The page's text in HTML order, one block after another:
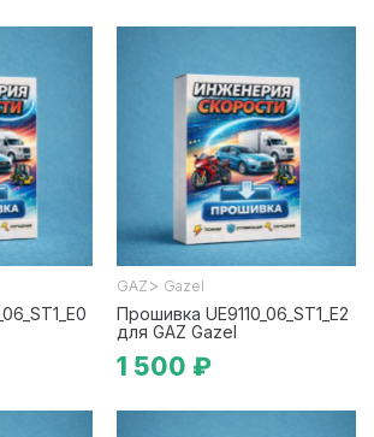
GAZ > Gazel
Прошивка UE9110_06_ST1_E2
для GAZ Gazel
1 500 ₽